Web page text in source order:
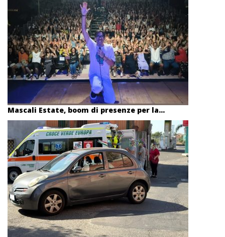
Mascali Estate, boom di presenze per la...